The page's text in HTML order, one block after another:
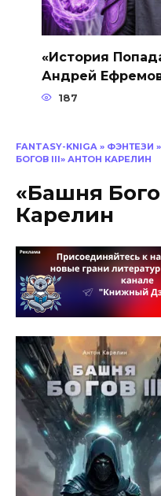
FANTASY-KNIGA » ФЭНТЕЗИ »
БОГОВ III» АНТОН КАРЕЛИН
«Башня
Карелин
«История
Андрей
187